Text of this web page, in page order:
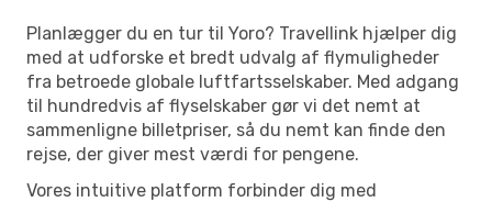
Planlægger du en tur til Yoro? Travellink hjælper dig
med at udforske et bredt udvalg af flymuligheder
fra betroede globale luftfartsselskaber. Med adgang
til hundredvis af flyselskaber gør vi det nemt at
sammenligne billetpriser, så du nemt kan finde den
rejse, der giver mest værdi for pengene.
Vores intuitive platform forbinder dig med